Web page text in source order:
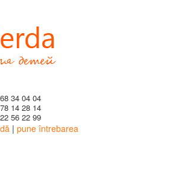
34 04 04
14 28 14
56 22 99
| pune întrebarea